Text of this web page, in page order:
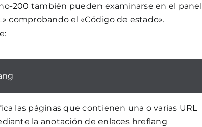
200 también pueden examinarse en el panel
comprobando el «Código de estado».
las páginas que contienen una o varias URL
la anotación de enlaces hreflang